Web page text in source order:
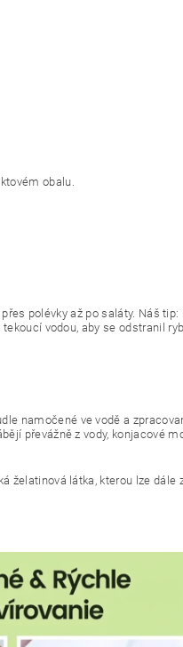
obalu.
polévky až po saláty. Náš tip:
vodou, aby se odstranil
namočené ve vodě a
převážně z vody, konjacové
želatinová látka, kterou lze dále